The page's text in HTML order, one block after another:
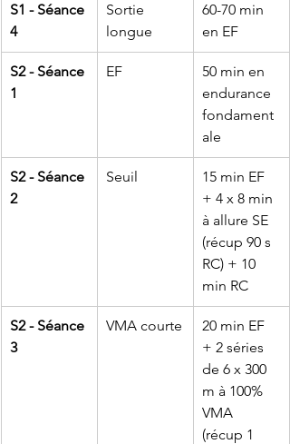
S1 - Séance
4
Sortie
longue
60-70 min
en EF
S2 - Séance
1
EF
50 min en
endurance
fondament
ale
S2 - Séance
2
Seuil
15 min EF
+ 4 x 8 min
à allure SE
(récup 90 s
RC) + 10
min RC
S2 - Séance
3
VMA courte
20 min EF
+ 2 séries
de 6 x 300
m à 100%
VMA
(récup 1